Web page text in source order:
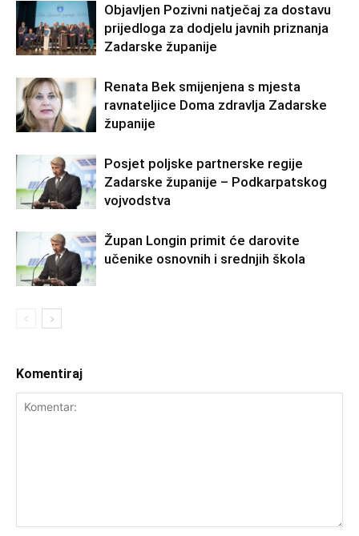
Objavljen Pozivni natječaj za dostavu
prijedloga za dodjelu javnih priznanja
Zadarske županije
Renata Bek smijenjena s mjesta
ravnateljice Doma zdravlja Zadarske
županije
Posjet poljske partnerske regije
Zadarske županije – Podkarpatskog
vojvodstva
Župan Longin primit će darovite
učenike osnovnih i srednjih škola
Komentiraj